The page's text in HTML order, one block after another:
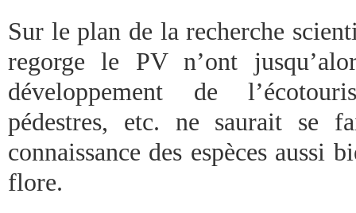
Sur le plan de la recherche
regorge le PV n’ont
développement de
pédestres, etc. ne saurait se
connaissance des espèces aussi
flore.